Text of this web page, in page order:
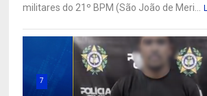
militares do 21º BPM (São João de Meri...
7